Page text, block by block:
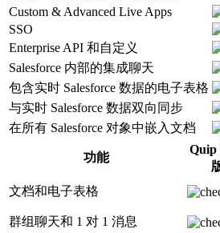
Custom & Advanced Live Apps
SSO
Enterprise API 和自定义
Salesforce 内部的集成聊天
包含实时 Salesforce 数据的电子表格
与实时 Salesforce 数据双向同步
在所有 Salesforce 对象中嵌入文档
功能
Quip
文档和电子表格
群组聊天和 1 对 1 消息